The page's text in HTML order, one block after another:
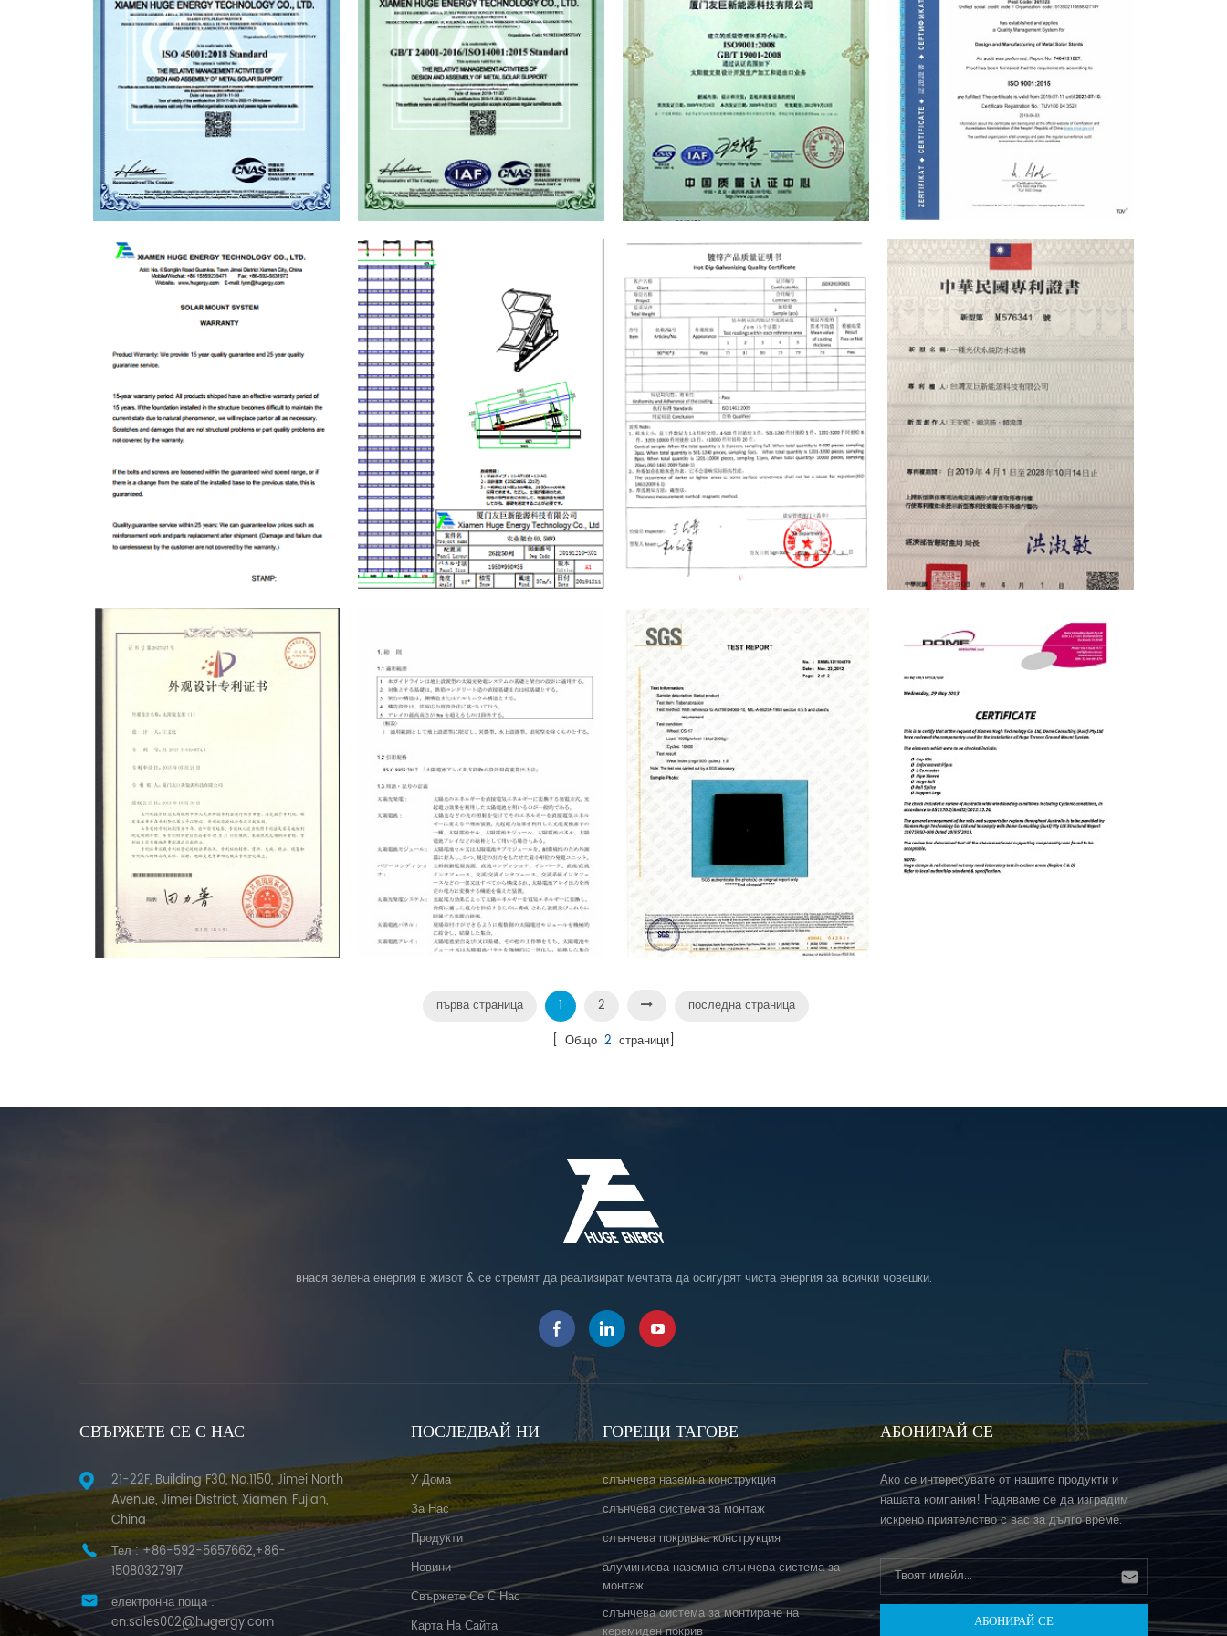
първа страница 1 2
последна страница
[ Общо 2 страници]
внася зелена енергия в живот & се стремят да реализират мечтата да осигурят чиста енергия за всички човешки.
СВЪРЖЕТЕ СЕ С НАС
21-22F, Building F30, No.1150, Jimei North
Avenue, Jimei District, Xiamen, Fujian,
China
Тел :+86-592-5657662,+86-
15080327917
електронна поща :
cn.sales002@hugergy.com
ПОСЛЕДВАЙ НИ
У Дома
За Нас
Продукти
Новини
Свържете Се С Нас
Карта На Сайта
ГОРЕЩИ ТАГОВЕ
слънчева наземна конструкция
слънчева система за монтаж
слънчева покривна конструкция
алуминиева наземна слънчева система за
монтаж
слънчева система за монтиране на
керемиден покрив
АБОНИРАЙ СЕ
Ако се интересувате от нашите продукти и
нашата компания! Надяваме се да изградим
искрено приятелство с вас за дълго време.